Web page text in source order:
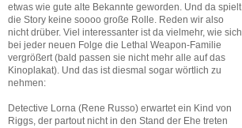
etwas wie gute alte Bekannte geworden. Und da spielt
die Story keine soooo große Rolle. Reden wir also
nicht drüber. Viel interessanter ist da vielmehr, wie sich
bei jeder neuen Folge die Lethal Weapon-Familie
vergrößert (bald passen sie nicht mehr alle auf das
Kinoplakat). Und das ist diesmal sogar wörtlich zu
nehmen:
Detective Lorna (Rene Russo) erwartet ein Kind von
Riggs, der partout nicht in den Stand der Ehe treten